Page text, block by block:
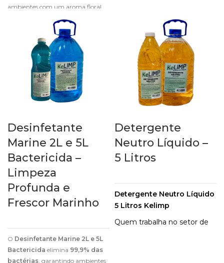
ambientes com um aroma floral
sofisticado e duradouro.
Desinfetante
Marine 2L e 5L
Bactericida –
Limpeza
Profunda e
Frescor Marinho
O Desinfetante Marine 2L e 5L
Bactericida elimina 99,9% das
bactérias, garantindo ambientes
Detergente
Neutro Líquido –
5 Litros
Detergente Neutro Líquido
5 Litros Kelimp
Quem trabalha no setor de